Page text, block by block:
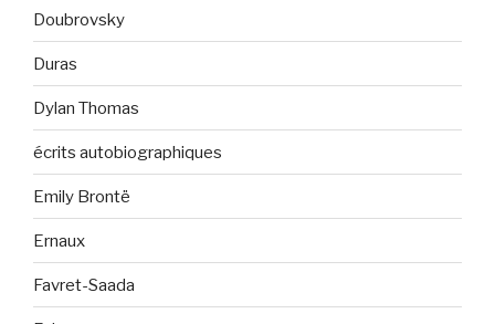
Doubrovsky
Duras
Dylan Thomas
écrits autobiographiques
Emily Brontë
Ernaux
Favret-Saada